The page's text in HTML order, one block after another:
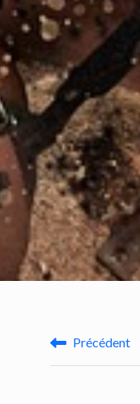
Précédent